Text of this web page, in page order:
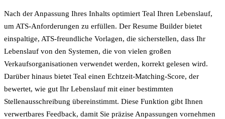
Nach der Anpassung Ihres Inhalts optimiert Teal Ihren Lebenslauf,
um ATS-Anforderungen zu erfüllen. Der Resume Builder bietet
einspaltige, ATS-freundliche Vorlagen, die sicherstellen, dass Ihr
Lebenslauf von den Systemen, die von vielen großen
Verkaufsorganisationen verwendet werden, korrekt gelesen wird.
Darüber hinaus bietet Teal einen Echtzeit-Matching-Score, der
bewertet, wie gut Ihr Lebenslauf mit einer bestimmten
Stellenausschreibung übereinstimmt. Diese Funktion gibt Ihnen
verwertbares Feedback, damit Sie präzise Anpassungen vornehmen